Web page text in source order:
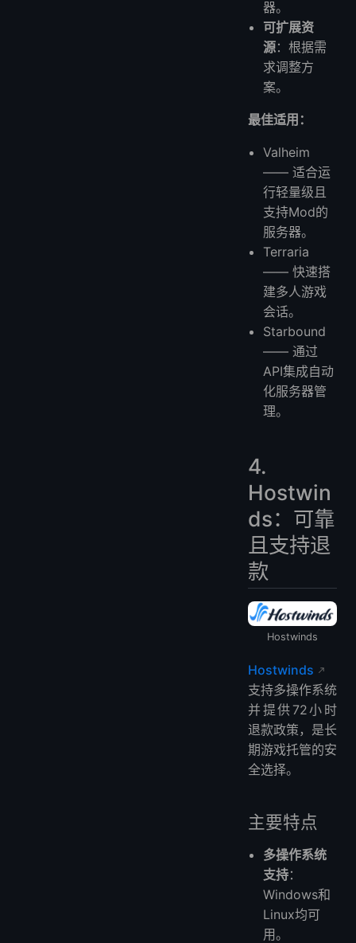
器。
可扩展资
源：根据需
求调整方
案。
最佳适用：
Valheim
—— 适合运
行轻量级且
支持Mod的
服务器。
Terraria
—— 快速搭
建多人游戏
会话。
Starbound
—— 通过
API集成自动
化服务器管
理。
4.
Hostwin
ds：可靠
且支持退
款
Hostwinds
Hostwinds
支持多操作系统
并提供72小时
退款政策，是长
期游戏托管的安
全选择。
主要特点
多操作系统
支持：
Windows和
Linux均可
用。